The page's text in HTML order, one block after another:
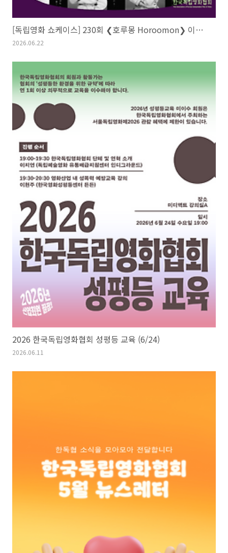
[독립영화 쇼케이스] 230회 ❮호루몽 Horoomon❯ 이일하
2026.06.22
2026 한국독립영화협회 성평등 교육 (6/24)
2026.06.11